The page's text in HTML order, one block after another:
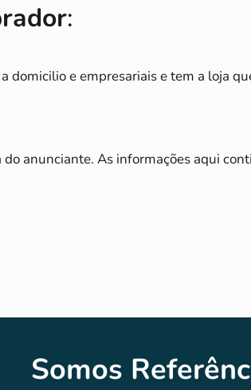
:
domicilio e empresariais e tem a loja
anunciante. As informações aqui
Somos